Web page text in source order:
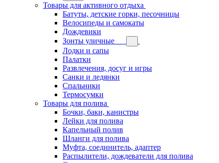
Товары для активного отдыха
Батуты, детские горки, песочницы
Велосипеды и самокаты
Дождевики
Зонты уличные
Лодки и сапы
Палатки
Развлечения, досуг и игры
Санки и ледянки
Спальники
Термосумки
Товары для полива
Бочки, баки, канистры
Лейки для полива
Капельный полив
Шланги для полива
Муфта, соединитель, адаптер
Распылители, дождеватели для полива